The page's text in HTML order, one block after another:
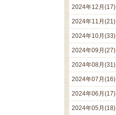
2024年12月(17)
2024年11月(21)
2024年10月(33)
2024年09月(27)
2024年08月(31)
2024年07月(16)
2024年06月(17)
2024年05月(18)